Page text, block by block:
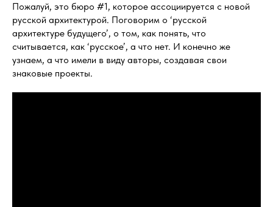
Пожалуй, это бюро #1, которое ассоциируется с новой
русской архитектурой. Поговорим о ‘русской
архитектуре будущего’, о том, как понять, что
считывается, как ‘русское’, а что нет. И конечно же
узнаем, а что имели в виду авторы, создавая свои
знаковые проекты.